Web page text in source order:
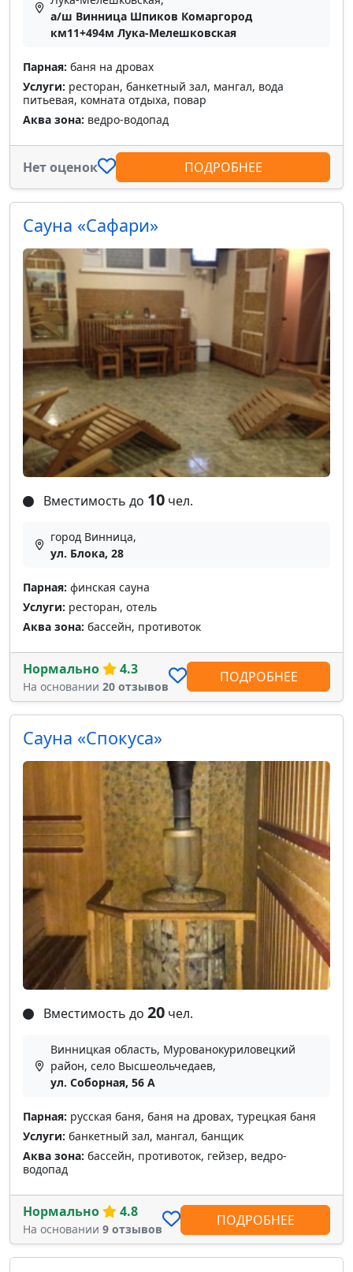
а/ш Винница Шпиков Комаргород
км11+494м Лука-Мелешковская
Парная: баня на дровах
Услуги: ресторан, банкетный зал, мангал, вода
питьевая, комната отдыха, повар
Аква зона: ведро-водопад
Нет оценок ПОДРОБНЕЕ
Сауна «Сафари»
Вместимость до 10 чел.
город Винница,
ул. Блока, 28
Парная: финская сауна
Услуги: ресторан, отель
Аква зона: бассейн, противоток
Нормально 4.3
На основании 20 отзывов
ПОДРОБНЕЕ
Сауна «Спокуса»
Вместимость до 20 чел.
Винницкая область, Мурованокуриловецкий
район, село Высшеольчедаев,
ул. Соборная, 56 A
Парная: русская баня, баня на дровах, турецкая баня
Услуги: банкетный зал, мангал, банщик
Аква зона: бассейн, противоток, гейзер, ведро-
водопад
Нормально 4.8
На основании 9 отзывов
ПОДРОБНЕЕ